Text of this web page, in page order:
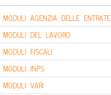
MODULI AGENZIA DELLE ENTRATE
MODULI DEL LAVORO
MODULI FISCALI
MODULI INPS
MODULI VARI